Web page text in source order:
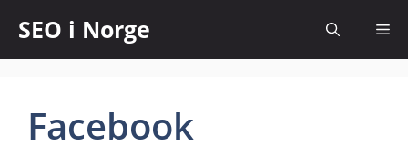
SEO i Norge
Facebook